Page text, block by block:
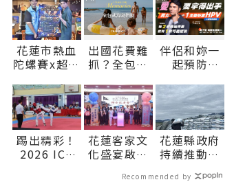
花蓮市熱血
陀螺賽x超嗨
8/22、23接
力登場∣花
蓮新聞網官
方網站各類
新聞－最快
速的今日新
出國花費難
抓？全包式
一價搞定食
宿玩樂，省
錢更省心！
伴侶和妳一
起預防
資格說愛
妳！
踢出精彩！
2026 ICG
花蓮客家文
化盛宴啟動
花蓮縣政府
持續推動肥
Recommended by